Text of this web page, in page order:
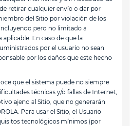
retirar cualquier envío o dar por
del Sitio por violación de los
pero no limitado a
En caso de que la
por el usuario no sean
por los daños que este hecho
que el sistema puede no siempre
técnicas y/o fallas de Internet,
ajeno al Sitio, que no generarán
Para usar el Sitio, el Usuario
tecnológicos mínimos (por